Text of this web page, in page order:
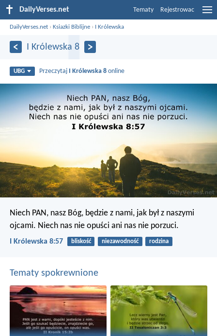
DailyVerses.net Tematy Rejestrowac
DailyVerses.net ›Ksiazki Biblijne › I Królewska
I Królewska 8
UBG Przeczytaj I Królewska 8 online
Niech PAN, nasz Bóg, będzie z nami, jak był z naszymi
ojcami. Niech nas nie opuści ani nas nie porzuci.
I Królewska 8:57 bliskość niezawodność rodzina
Tematy spokrewnione